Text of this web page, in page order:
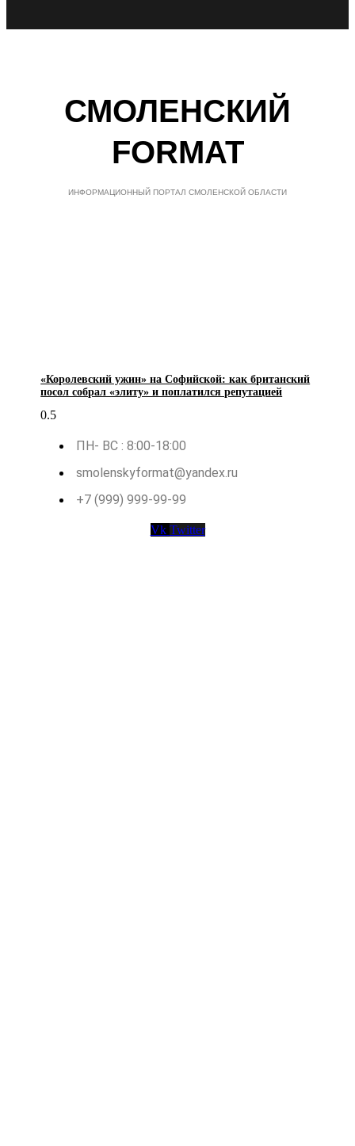
СМОЛЕНСКИЙ
FORMAT
ИНФОРМАЦИОННЫЙ ПОРТАЛ СМОЛЕНСКОЙ ОБЛАСТИ
«Королевский ужин» на Софийской: как британский
посол собрал «элиту» и поплатился репутацией
ПН- ВС : 8:00-18:00
smolenskyformat@yandex.ru
+7 (999) 999-99-99
Vk Twitter